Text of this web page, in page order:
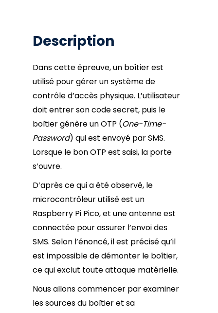
Description
Dans cette épreuve, un boîtier est
utilisé pour gérer un système de
contrôle d’accès physique. L’utilisateur
doit entrer son code secret, puis le
boîtier génère un OTP (One-Time-
Password) qui est envoyé par SMS.
Lorsque le bon OTP est saisi, la porte
s’ouvre.
D’après ce qui a été observé, le
microcontrôleur utilisé est un
Raspberry Pi Pico, et une antenne est
connectée pour assurer l’envoi des
SMS. Selon l’énoncé, il est précisé qu’il
est impossible de démonter le boîtier,
ce qui exclut toute attaque matérielle.
Nous allons commencer par examiner
les sources du boîtier et sa